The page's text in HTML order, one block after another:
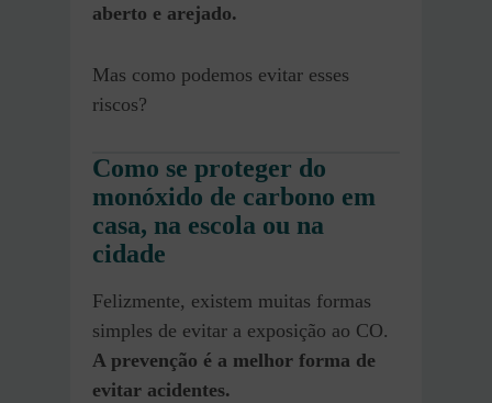
aberto e arejado.
Mas como podemos evitar esses
riscos?
Como se proteger do
monóxido de carbono em
casa, na escola ou na
cidade
Felizmente, existem muitas formas
simples de evitar a exposição ao CO.
A prevenção é a melhor forma de
evitar acidentes.